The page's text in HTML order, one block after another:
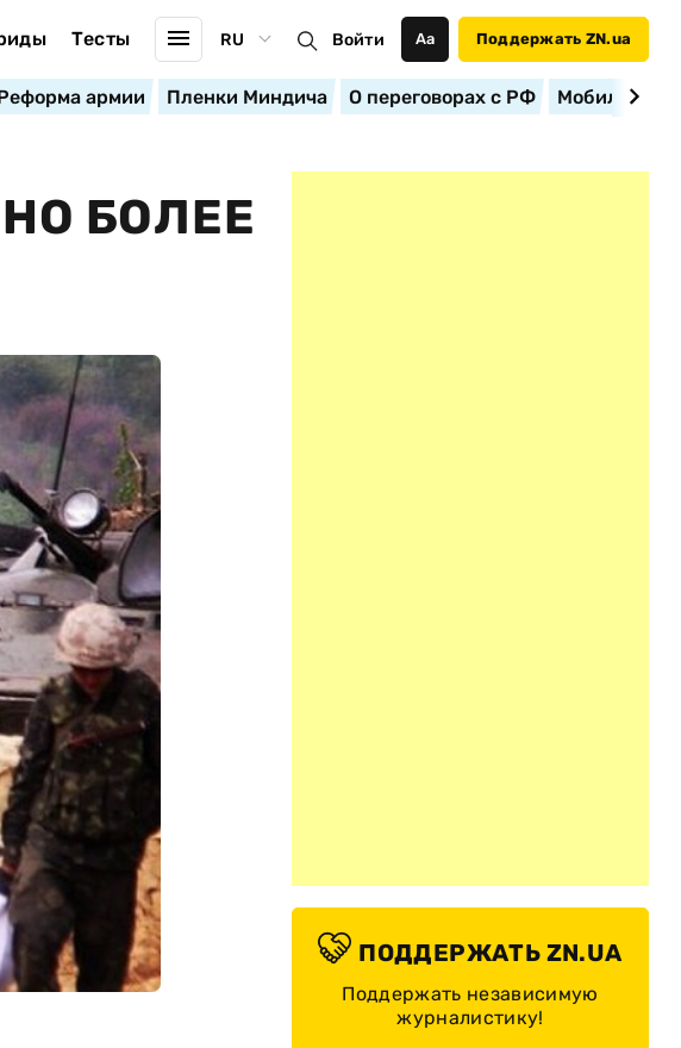
Тесты RU Войти Аа Поддержать ZN.ua
армии Пленки Миндича О переговорах с РФ
БОЛЕЕ
ПОДДЕРЖАТЬ ZN.UA
Поддержать независимую
журналистику!